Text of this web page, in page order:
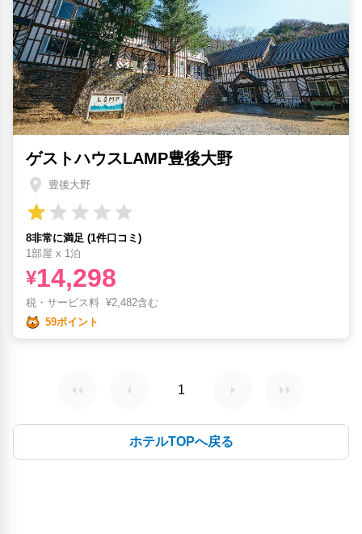
ゲストハウスLAMP豊後大野
豊後大野
8非常に満足 (1件口コミ)
1部屋 x 1泊
¥14,298
税・サービス料 ¥2,482含む
59ポイント
1
ホテルTOPへ戻る